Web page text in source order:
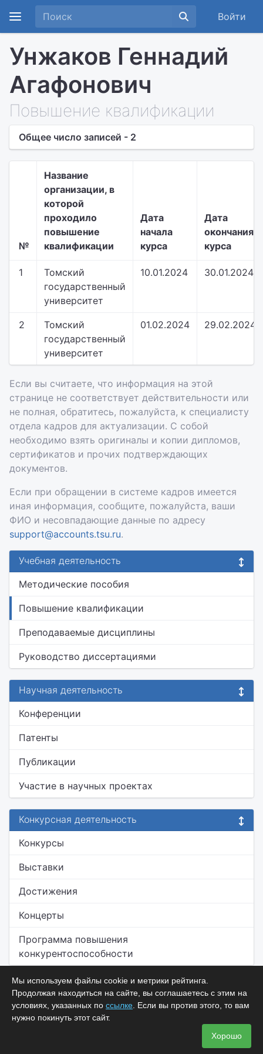
Войти
Унжаков Геннадий
Агафонович
Повышение квалификации
Общее число записей - 2
№
Название
организации, в
которой
проходило
повышение
квалификации
Дата
начала
курса
Дата
окончания
курса
1
Томский
государственный
университет
10.01.2024 30.01.2024
2
Томский
государственный
университет
01.02.2024 29.02.2024
Если вы считаете, что информация на этой
странице не соответствует действительности или
не полная, обратитесь, пожалуйста, к специалисту
отдела кадров для актуализации. С собой
необходимо взять оригиналы и копии дипломов,
сертификатов и прочих подтверждающих
документов.
Если при обращении в системе кадров имеется
иная информация, сообщите, пожалуйста, ваши
ФИО и несовпадающие данные по адресу
support@accounts.tsu.ru.
Учебная деятельность
Методические пособия
Повышение квалификации
Преподаваемые дисциплины
Руководство диссертациями
Научная деятельность
Конференции
Патенты
Публикации
Участие в научных проектах
Конкурсная деятельность
Конкурсы
Выставки
Достижения
Концерты
Программа повышения
конкурентоспособности
Мы используем файлы cookie и метрики рейтинга.
Продолжая находиться на сайте, вы соглашаетесь с этим на
условиях, указанных по ссылке . Если вы против этого, то вам
нужно покинуть этот сайт.
Хорошо